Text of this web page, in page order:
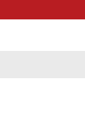
qua